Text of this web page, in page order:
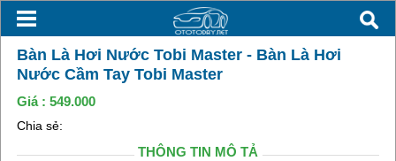
Bàn Là Hơi Nước Tobi Master - Bàn Là Hơi
Nước Cầm Tay Tobi Master
Giá : 549.000
Chia sẻ:
THÔNG TIN MÔ TẢ